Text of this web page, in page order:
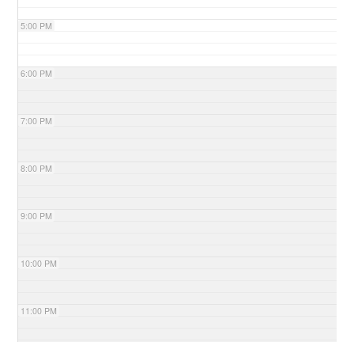
5:00 PM
6:00 PM
7:00 PM
8:00 PM
9:00 PM
10:00 PM
11:00 PM